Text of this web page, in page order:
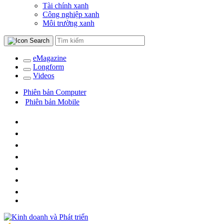
Tài chính xanh
Công nghiệp xanh
Môi trường xanh
eMagazine
Longform
Videos
Phiên bản Computer
Phiên bản Mobile